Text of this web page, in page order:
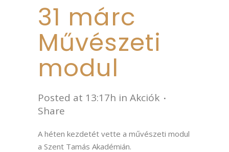
31 márc
Művészeti
modul
Posted at 13:17h in Akciók
Share
A héten kezdetét vette a művészeti modul
a Szent Tamás Akadémián.